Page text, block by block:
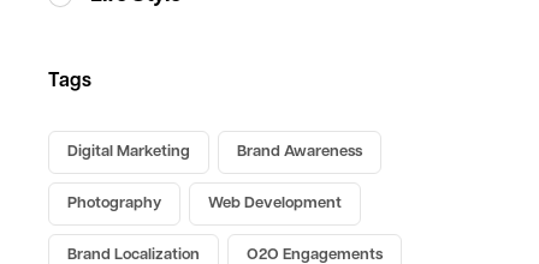
Tags
Digital Marketing Brand Awareness
Photography Web Development
Brand Localization O2O Engagements